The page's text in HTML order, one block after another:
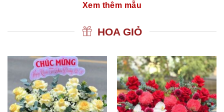
Xem thêm mẫu
HOA GIỎ